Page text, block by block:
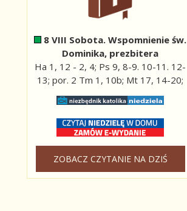
8 VIII Sobota. Wspomnienie św.
Dominika, prezbitera
Ha 1, 12 - 2, 4; Ps 9, 8-9. 10-11. 12-
13; por. 2 Tm 1, 10b; Mt 17, 14-20;
ZOBACZ CZYTANIE NA DZIŚ